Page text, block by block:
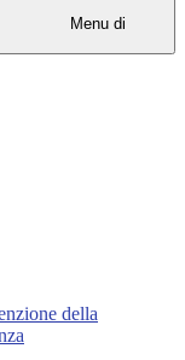
Menu di
della